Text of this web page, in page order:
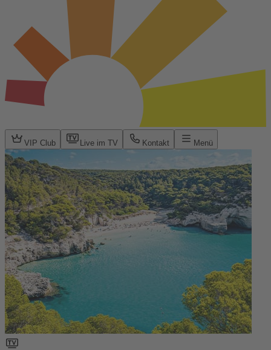
VIP Club Live im TV Kontakt Menü